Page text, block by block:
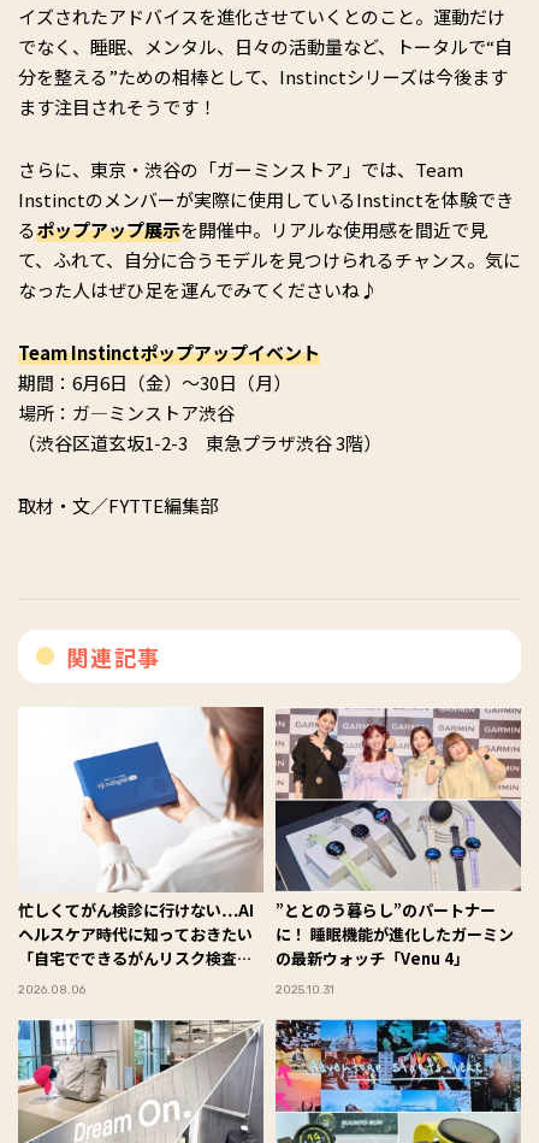
イズされたアドバイスを進化させていくとのこと。運動だけ
でなく、睡眠、メンタル、日々の活動量など、トータルで“自
分を整える”ための相棒として、Instinctシリーズは今後ます
ます注目されそうです！
さらに、東京・渋谷の「ガーミンストア」では、Team
Instinctのメンバーが実際に使用しているInstinctを体験でき
るポップアップ展示を開催中。リアルな使用感を間近で見
て、ふれて、自分に合うモデルを見つけられるチャンス。気に
なった人はぜひ足を運んでみてくださいね♪
Team Instinctポップアップイベント
期間：6月6日（金）～30日（月）
場所：ガ―ミンストア渋谷
（渋谷区道玄坂1-2-3 東急プラザ渋谷 3階）
取材・文／FYTTE編集部
関連記事
忙しくてがん検診に行けない…AI
ヘルスケア時代に知っておきたい
「自宅でできるがんリスク検査」
とは【前編】
2026.08.06
”ととのう暮らし”のパートナー
に！ 睡眠機能が進化したガーミン
の最新ウォッチ「Venu 4」
2025.10.31